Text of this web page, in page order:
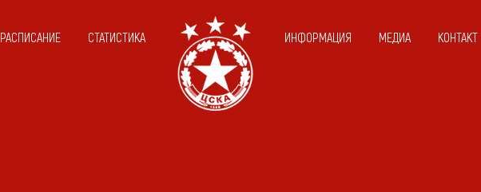
РАСПИСАНИЕ СТАТИСТИКА ИНФОРМАЦИЯ МЕДИА КОНТАКТ